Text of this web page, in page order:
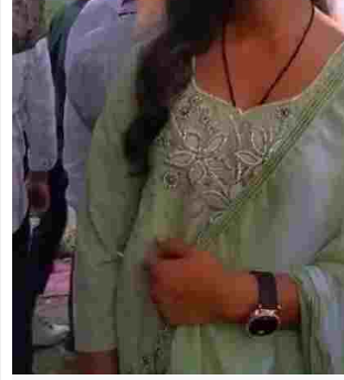
Follow
शिक्षा Follow
ताज़ा-
ख़बरें
Follow
राजनीति
राशिफल Follow
क्राइम
खेल/